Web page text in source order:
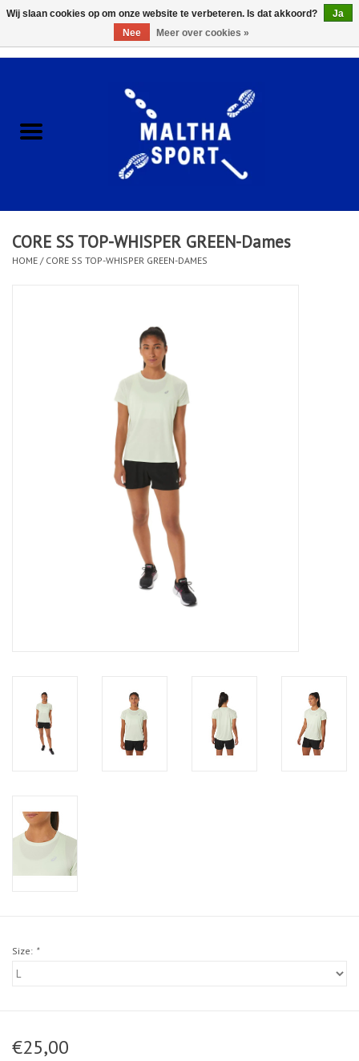
ACCESSOIRES/HARDWARE
KLEDING
CLUBSHOPS
CORE SS TOP-WHISPER GREEN-Dames
HOME / CORE SS TOP-WHISPER GREEN-DAMES
Size: *
€25,00
Wij slaan cookies op om onze website te verbeteren. Is dat akkoord?
Ja
Nee
Meer over cookies »